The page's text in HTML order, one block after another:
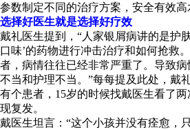
参数制定不同的治疗方案，安全有效高
选择好医生就是选择好疗效
戴礼医生提到，“人家银屑病讲的是护
口味’的药物进行冲击治疗和如何抢救
者，病情往往已经非常严重了。导致
不当和护理不当。”每每提及此处，戴
有个患者，15岁的时候找戴医生看了
现复发。
戴医生坦言：“这个小孩并没有痊愈，